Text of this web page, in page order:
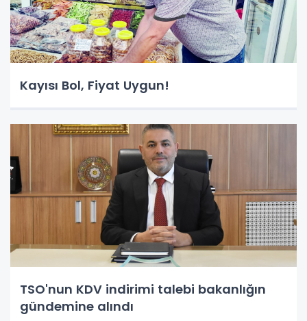
Kayısı Bol, Fiyat Uygun!
TSO'nun KDV indirimi talebi bakanlığın
gündemine alındı